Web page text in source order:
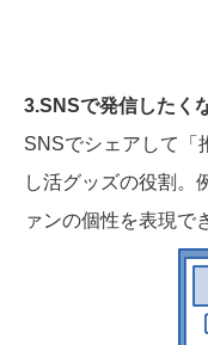
3.SNSで発信したく
SNSでシェアして「
し活グッズの役割。
ァンの個性を表現で